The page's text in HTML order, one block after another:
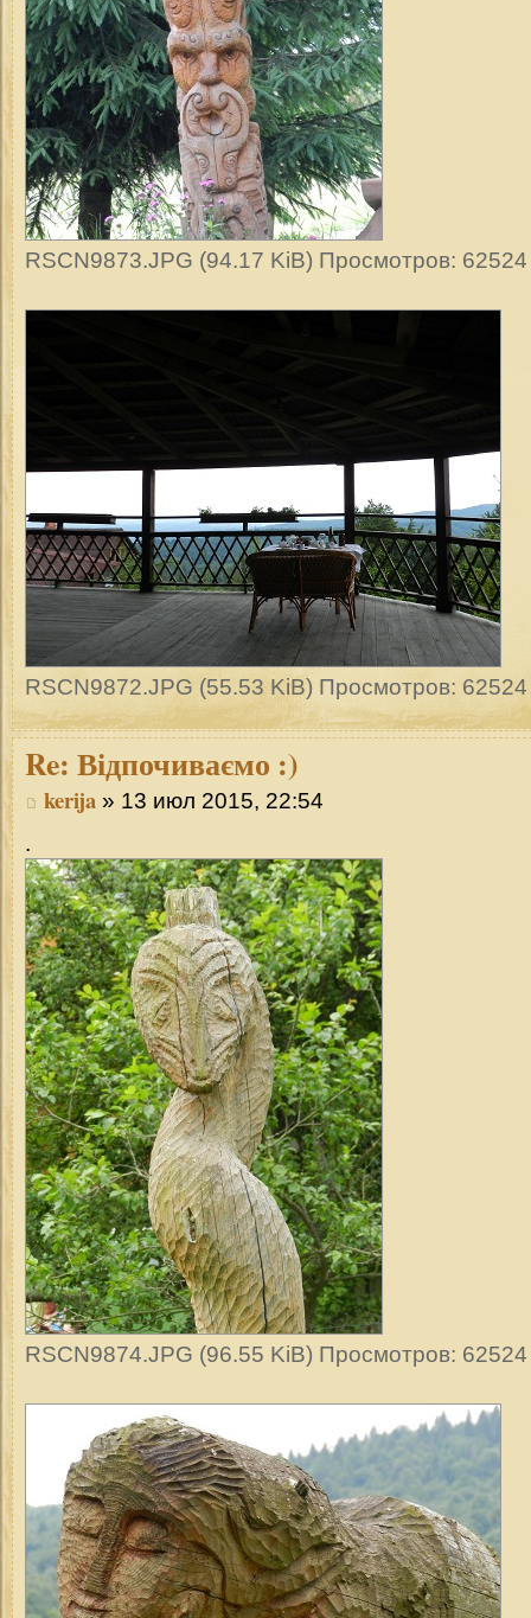
RSCN9873.JPG (94.17 KiB) Просмотров: 62524
RSCN9872.JPG (55.53 KiB) Просмотров: 62524
Re: Відпочиваємо :)
kerija » 13 июл 2015, 22:54
.
RSCN9874.JPG (96.55 KiB) Просмотров: 62524